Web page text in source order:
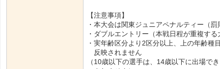
【注意事項】
・本大会は関東ジュニアペナルティー（
・ダブルエントリー（本戦日程が重複す
・実年齢区分より2区分以上、上の年齢種
反映されません
（10歳以下の選手は、14歳以下に出場で